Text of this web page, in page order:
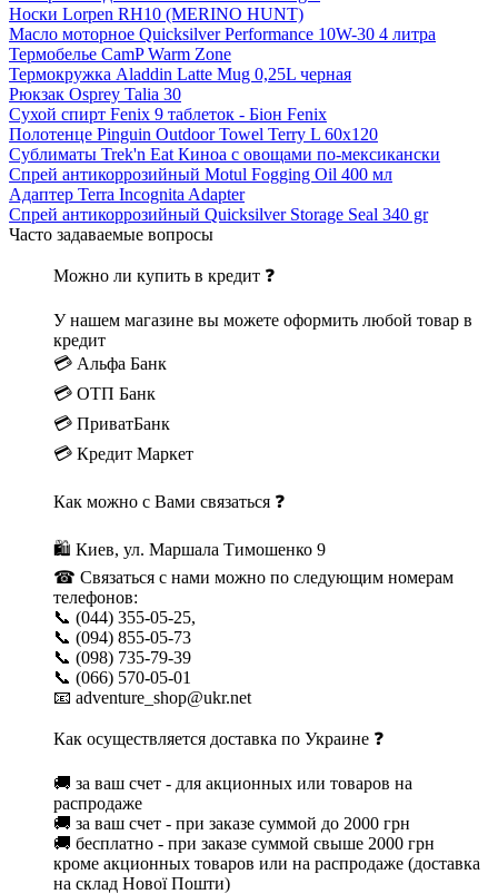
Носки Lorpen RH10 (MERINO HUNT)
Масло моторное Quicksilver Performance 10W-30 4 литра
Термобелье CamP Warm Zone
Термокружка Aladdin Latte Mug 0,25L черная
Рюкзак Osprey Talia 30
Сухой спирт Fenix 9 таблеток - Біон Fenix
Полотенце Pinguin Outdoor Towel Terry L 60х120
Сублиматы Trek'n Eat Киноа с овощами по-мексикански
Спрей антикоррозийный Motul Fogging Oil 400 мл
Адаптер Terra Incognita Adapter
Спрей антикоррозийный Quicksilver Storage Seal 340 gr
Часто задаваемые вопросы
Можно ли купить в кредит ❓
У нашем магазине вы можете оформить любой товар в
кредит
💳 Альфа Банк
💳 ОТП Банк
💳 ПриватБанк
💳 Кредит Маркет
Как можно с Вами связаться ❓
🛍 Киев, ул. Маршала Тимошенко 9
☎ Связаться с нами можно по следующим номерам
телефонов:
📞 (044) 355-05-25,
📞 (094) 855-05-73
📞 (098) 735-79-39
📞 (066) 570-05-01
📧 adventure_shop@ukr.net
Как осуществляется доставка по Украине ❓
🚚 за ваш счет - для акционных или товаров на
распродаже
🚚 за ваш счет - при заказе суммой до 2000 грн
🚚 бесплатно - при заказе суммой свыше 2000 грн
кроме акционных товаров или на распродаже (доставка
на склад Нової Пошти)